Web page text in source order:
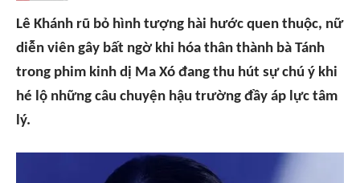
Lê Khánh rũ bỏ hình tượng hài hước quen thuộc, nữ
diễn viên gây bất ngờ khi hóa thân thành bà Tánh
trong phim kinh dị Ma Xó đang thu hút sự chú ý khi
hé lộ những câu chuyện hậu trường đầy áp lực tâm
lý.